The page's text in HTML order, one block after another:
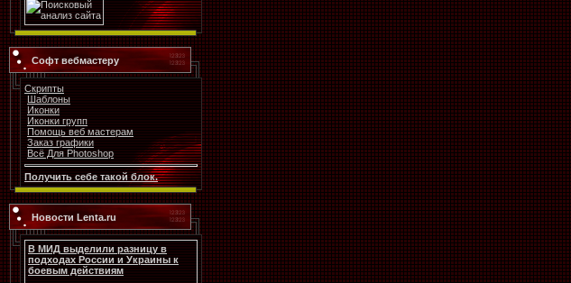
Софт вебмастеру
Скрипты
Шаблоны
Иконки
Иконки групп
Помощь веб мастерам
Заказ графики
Всё Для Photoshop
Получить себе такой блок.
Новости Lenta.ru
В МИД выделили разницу в
подходах России и Украины к
боевым действиям